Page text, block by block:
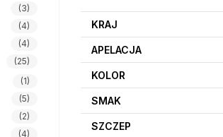
KRAJ
APELACJA
KOLOR
SMAK
SZCZEP
(3)
(4)
(4)
(25)
(1)
(5)
(2)
(4)